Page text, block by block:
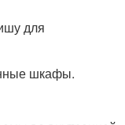
для
шкафы.